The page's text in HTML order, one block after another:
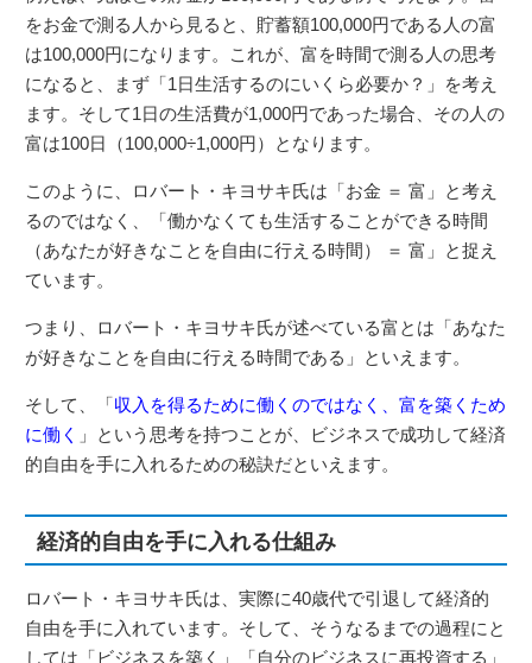
をお金で測る人から見ると、貯蓄額100,000円である人の富
は100,000円になります。これが、富を時間で測る人の思考
になると、まず「1日生活するのにいくら必要か？」を考え
ます。そして1日の生活費が1,000円であった場合、その人の
富は100日（100,000÷1,000円）となります。
このように、ロバート・キヨサキ氏は「お金 ＝ 富」と考え
るのではなく、「働かなくても生活することができる時間
（あなたが好きなことを自由に行える時間） ＝ 富」と捉え
ています。
つまり、ロバート・キヨサキ氏が述べている富とは「あなた
が好きなことを自由に行える時間である」といえます。
そして、「収入を得るために働くのではなく、富を築くため
に働く 」という思考を持つことが、ビジネスで成功して経済
的自由を手に入れるための秘訣だといえます。
経済的自由を手に入れる仕組み
ロバート・キヨサキ氏は、実際に40歳代で引退して経済的
自由を手に入れています。そして、そうなるまでの過程にと
しては「ビジネスを築く」「自分のビジネスに再投資する」